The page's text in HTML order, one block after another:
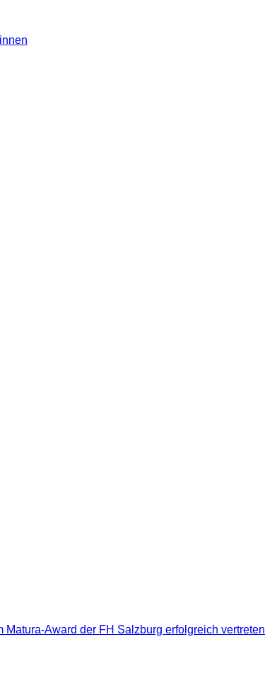
Matura-Award der FH Salzburg erfolgreich vertreten